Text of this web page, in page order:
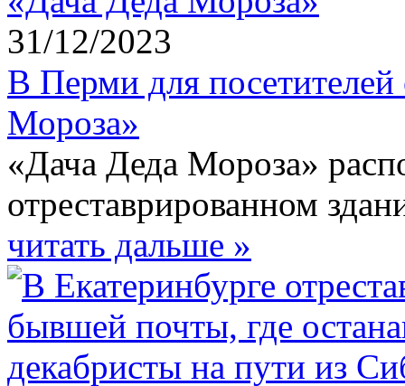
31/12/2023
В Перми для
Мороза»
«Дача Деда Мороза»
отреставрированном
читать дальше »